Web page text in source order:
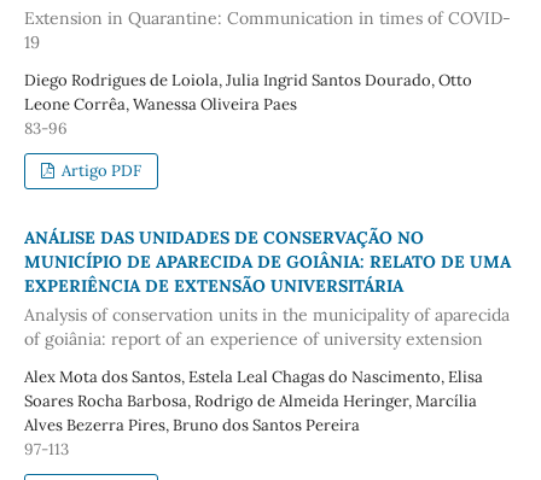
Extension in Quarantine: Communication in times of COVID-
19
Diego Rodrigues de Loiola, Julia Ingrid Santos Dourado, Otto
Leone Corrêa, Wanessa Oliveira Paes
83-96
Artigo PDF
ANÁLISE DAS UNIDADES DE CONSERVAÇÃO NO
MUNICÍPIO DE APARECIDA DE GOIÂNIA: RELATO DE UMA
EXPERIÊNCIA DE EXTENSÃO UNIVERSITÁRIA
Analysis of conservation units in the municipality of aparecida
of goiânia: report of an experience of university extension
Alex Mota dos Santos, Estela Leal Chagas do Nascimento, Elisa
Soares Rocha Barbosa, Rodrigo de Almeida Heringer, Marcília
Alves Bezerra Pires, Bruno dos Santos Pereira
97-113